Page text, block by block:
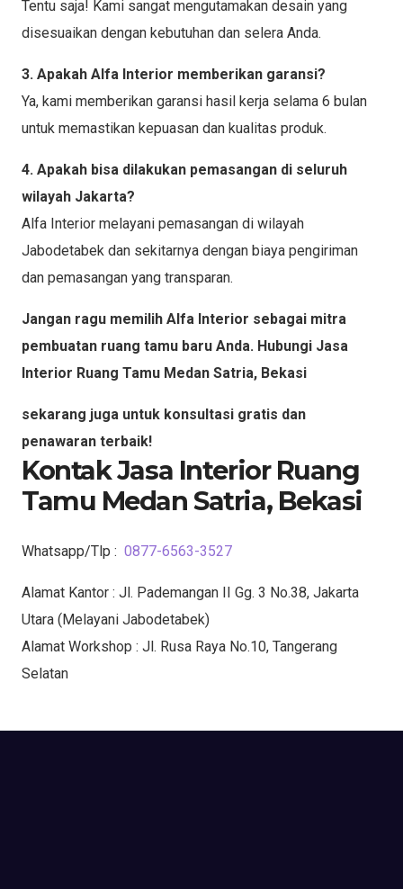
Tentu saja! Kami sangat mengutamakan desain yang
disesuaikan dengan kebutuhan dan selera Anda.
3. Apakah Alfa Interior memberikan garansi?
Ya, kami memberikan garansi hasil kerja selama 6 bulan
untuk memastikan kepuasan dan kualitas produk.
4. Apakah bisa dilakukan pemasangan di seluruh
wilayah Jakarta?
Alfa Interior melayani pemasangan di wilayah
Jabodetabek dan sekitarnya dengan biaya pengiriman
dan pemasangan yang transparan.
Jangan ragu memilih Alfa Interior sebagai mitra
pembuatan ruang tamu baru Anda. Hubungi Jasa
Interior Ruang Tamu Medan Satria, Bekasi
sekarang juga untuk konsultasi gratis dan
penawaran terbaik!
Kontak Jasa Interior Ruang
Tamu Medan Satria, Bekasi
Whatsapp/Tlp : 0877-6563-3527
Alamat Kantor : Jl. Pademangan II Gg. 3 No.38, Jakarta
Utara (Melayani Jabodetabek)
Alamat Workshop : Jl. Rusa Raya No.10, Tangerang
Selatan